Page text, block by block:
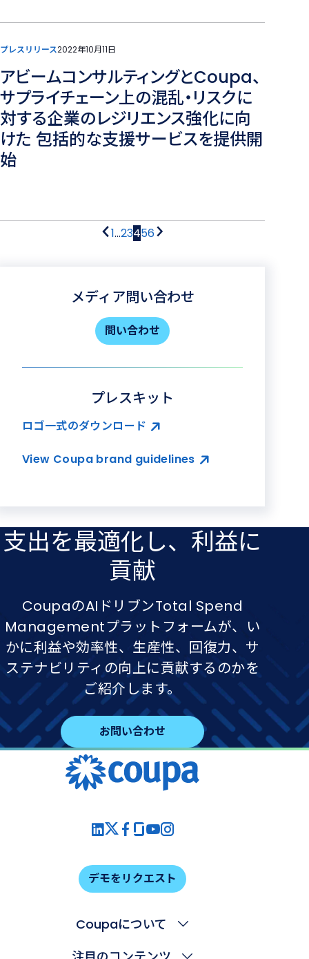
プレスリリース2022年10月11日
アビームコンサルティングとCoupa、
サプライチェーン上の混乱・リスクに
対する企業のレジリエンス強化に向
けた 包括的な支援サービスを提供開
始
前先
ジ
1…ペ
2ペ
3ペ
4ペ
5ペ
6次
メディア問い合わせ
問い合わせ
プレスキット
ロゴ一式のダウンロード
View Coupa brand guidelines
支出を​最適化し、​利益に​
貢献
CoupaのAIドリブンTotal Spend
Managementプラットフォームが、い
かに利益や効率性、生産性、回復力、サ
ステナビリティの向上に貢献するのかを
ご紹介します。
お問い合わせ
デモをリクエスト
Coupaについて